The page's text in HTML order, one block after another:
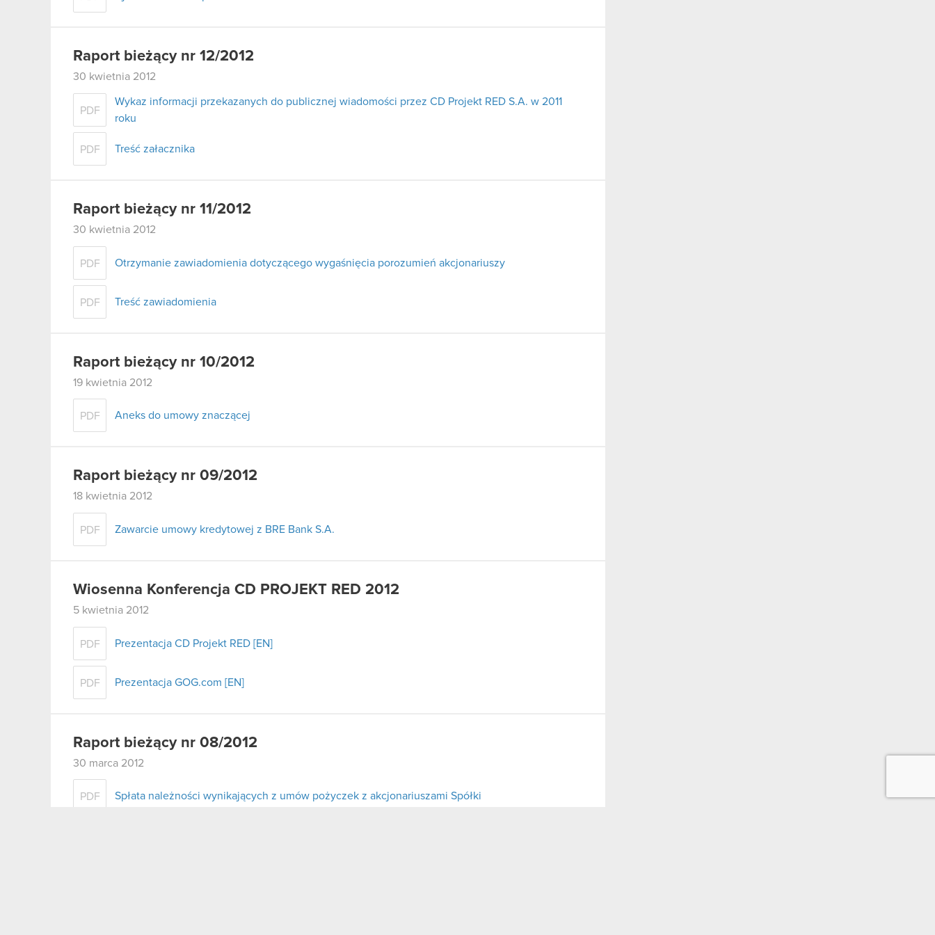
Raport bieżący nr 12/2012
30 kwietnia 2012
PDF
Wykaz informacji przekazanych do publicznej wiadomości przez CD Projekt RED S.A. w 2011
roku
PDF Treść załacznika
Raport bieżący nr 11/2012
30 kwietnia 2012
PDF Otrzymanie zawiadomienia dotyczącego wygaśnięcia porozumień akcjonariuszy
PDF Treść zawiadomienia
Raport bieżący nr 10/2012
19 kwietnia 2012
PDF Aneks do umowy znaczącej
Raport bieżący nr 09/2012
18 kwietnia 2012
PDF Zawarcie umowy kredytowej z BRE Bank S.A.
Wiosenna Konferencja CD PROJEKT RED 2012
5 kwietnia 2012
PDF Prezentacja CD Projekt RED [EN]
PDF Prezentacja GOG.com [EN]
Raport bieżący nr 08/2012
30 marca 2012
PDF Spłata należności wynikających z umów pożyczek z akcjonariuszami Spółki